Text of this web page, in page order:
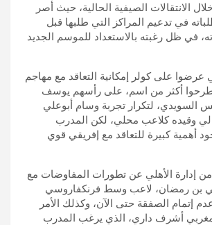
الانتقالات الصيفية الحالية، حيث أصر
في تدعيم المراكز التي طلبها قبل
في ظل رغبته بالاستعداد للموسم الجديد
عرضوا على كولر إمكانية التعاقد مع مهاجم
أكثر من اسم، على رأسهم يوسف
السويدي، لتكرار تجربة وسام أبوعلي
وقيده كلاعب محلي، لكن المدرب
أهمية كبيرة للتعاقد مع إفريقي قوي
إدارة الأهلي عن تطورات المفاوضات مع
بن رمضان، لاعب وسط فرنكفاروسي
إتمام الصفقة حتى الآن، وكذلك الأمر
أشرف داري، الذي يرغب المدرب